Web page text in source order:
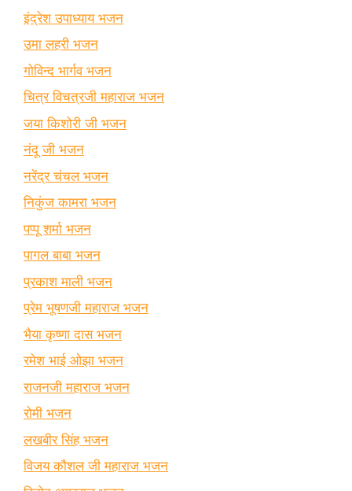
इंद्रेश उपाध्याय भजन
उमा लहरी भजन
गोविन्द भार्गव भजन
चित्र विचत्रजी महाराज भजन
जया किशोरी जी भजन
नंदू जी भजन
नरेंद्र चंचल भजन
निकुंज कामरा भजन
पप्पू शर्मा भजन
पागल बाबा भजन
प्रकाश माली भजन
प्रेम भूषणजी महाराज भजन
भैया कृष्णा दास भजन
रमेश भाई ओझा भजन
राजनजी महाराज भजन
रोमी भजन
लखबीर सिंह भजन
विजय कौशल जी महाराज भजन